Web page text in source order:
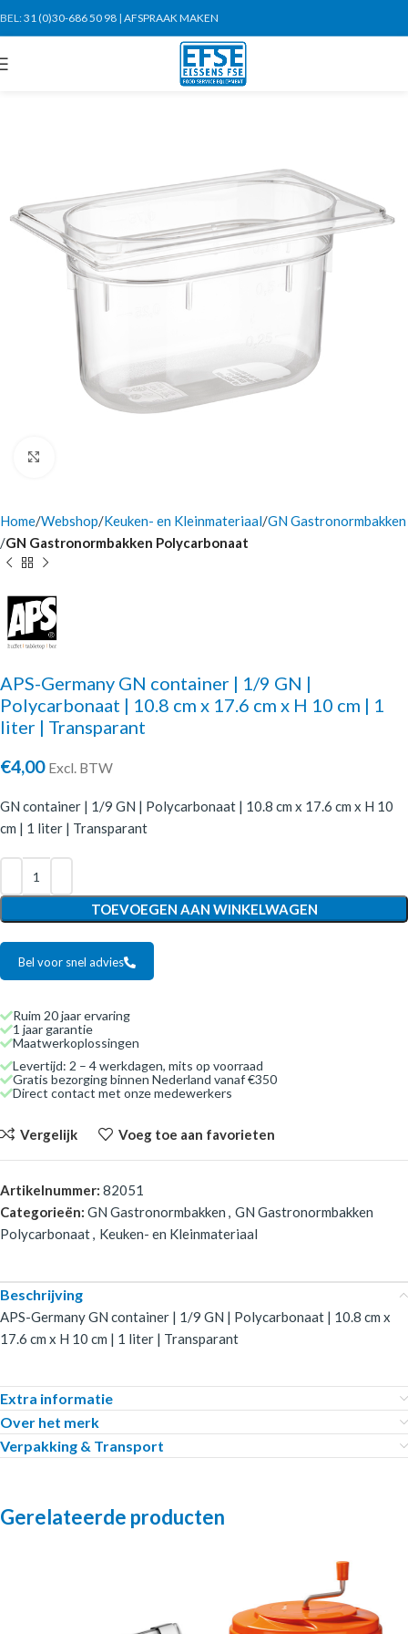
BEL:31 (0)30-686 50 98 | AFSPRAAK MAKEN
Home Webshop Keuken- en Kleinmateriaal GN Gastronormbakken
GN Gastronormbakken Polycarbonaat
APS-Germany GN container | 1/9 GN |
Polycarbonaat | 10.8 cm x 17.6 cm x H 10 cm | 1
liter | Transparant
€4,00 Excl. BTW
GN container | 1/9 GN | Polycarbonaat | 10.8 cm x 17.6 cm x H 10
cm | 1 liter | Transparant
TOEVOEGEN AAN WINKELWAGEN
Bel voor snel advies
Ruim 20 jaar ervaring
1 jaar garantie
Maatwerkoplossingen
Levertijd: 2 – 4 werkdagen, mits op voorraad
Gratis bezorging binnen Nederland vanaf €350
Direct contact met onze medewerkers
Vergelijk Voeg toe aan favorieten
Artikelnummer: 82051
Categorieën: GN Gastronormbakken , GN Gastronormbakken
Polycarbonaat, Keuken- en Kleinmateriaal
Beschrijving
APS-Germany GN container | 1/9 GN | Polycarbonaat | 10.8 cm x
17.6 cm x H 10 cm | 1 liter | Transparant
Extra informatie
Over het merk
Verpakking & Transport
Gerelateerde producten